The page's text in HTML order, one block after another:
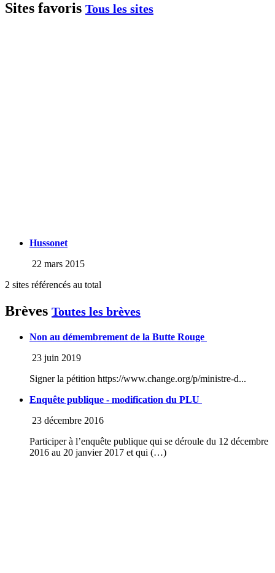
Sites favoris Tous les sites
Hussonet
22 mars 2015
2 sites référencés au total
Brèves Toutes les brèves
Non au démembrement de la Butte Rouge
23 juin 2019
Signer la pétition https://www.change.org/p/ministre-d...
Enquête publique - modification du PLU
23 décembre 2016
Participer à l’enquête publique qui se déroule du 12 décembre
2016 au 20 janvier 2017 et qui (…)